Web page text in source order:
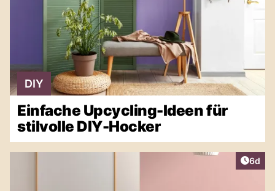
DIY
Einfache Upcycling-Ideen für
stilvolle DIY-Hocker
6d